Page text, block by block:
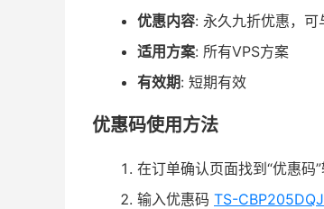
优惠内容: 永久九折优惠，可
适用方案: 所有VPS方案
有效期: 短期有效
优惠码使用方法
在订单确认页面找到“优惠码”
输入优惠码 TS-